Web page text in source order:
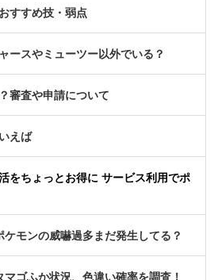
すすめ技・弱点
ースやミューツー以外でいる？
審査や申請について
えば
をちょっとお得に サービス利用でポ
ケモンの威嚇過多まだ発生してる？
マゴふか状況、色違い確率を調査！